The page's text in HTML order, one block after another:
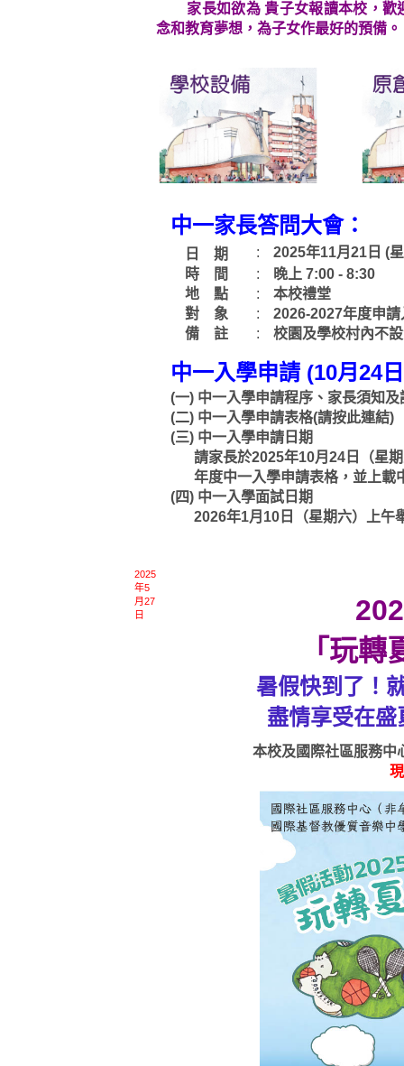
家長如欲為 貴子女報讀本校，歡
念和教育夢想，為子女作最好的預備。
中一家長答問大會：
日 期 :
2025年11月21日 (
時 間
:
晚上 7:00 - 8:30
地 點
:
本校禮堂
對 象
:
2026-2027年度申
備 註
: 校園及學校村內不
中一入學申請 (10月24
(一) 中一入學申請程序、家長須知及
(二) 中一入學申請表格(請按此連結)
(三) 中一入學申請日期
請家長於2025年10月24日（星
年度中一入學申請表格，並上載
(四) 中一入學面試日期
2026年1月10日（星期六）上午
2025
年5
月27
日
「玩
暑假快到了！
盡情享受在
本校及國際社區服務中